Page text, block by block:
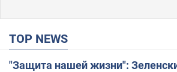
TOP NEWS
"Защита нашей жизни":